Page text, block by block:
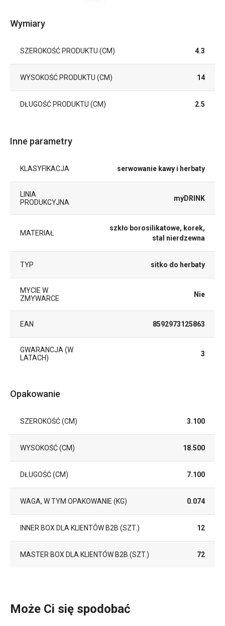
Wymiary
SZEROKOŚĆ PRODUKTU (CM) 4.3
WYSOKOŚĆ PRODUKTU (CM) 14
DŁUGOŚĆ PRODUKTU (CM) 2.5
Inne parametry
KLASYFIKACJA serwowanie kawy i herbaty
LINIA
PRODUKCYJNA
myDRINK
MATERIAŁ
szkło borosilikatowe, korek,
stal nierdzewna
TYP sitko do herbaty
MYCIE W
ZMYWARCE
Nie
EAN 8592973125863
GWARANCJA (W
LATACH)
3
Opakowanie
SZEROKOŚĆ (CM) 3.100
WYSOKOŚĆ (CM) 18.500
DŁUGOŚĆ (CM) 7.100
WAGA, W TYM OPAKOWANIE (KG) 0.074
INNER BOX DLA KLIENTÓW B2B (SZT.) 12
MASTER BOX DLA KLIENTÓW B2B (SZT.) 72
Może Ci się spodobać